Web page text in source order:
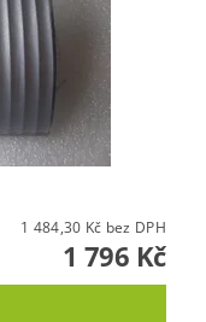
1 484,30 Kč bez DPH
1 796 Kč